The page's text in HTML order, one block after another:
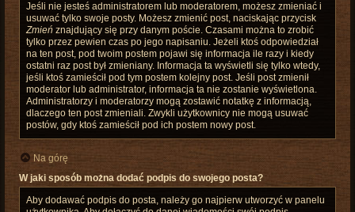
Jeśli nie jesteś administratorem lub moderatorem, możesz zmieniać i
usuwać tylko swoje posty. Możesz zmienić post, naciskając przycisk
Zmień znajdujący się przy danym poście. Czasami można to zrobić
tylko przez pewien czas po jego napisaniu. Jeżeli ktoś odpowiedział
na ten post, pod twoim postem pojawi się informacja ile razy i kiedy
ostatni raz post był zmieniany. Informacja ta wyświetli się tylko wtedy,
jeśli ktoś zamieścił pod tym postem kolejny post. Jeśli post zmienił
moderator lub administrator, informacja ta nie zostanie wyświetlona.
Administratorzy i moderatorzy mogą zostawić notatkę z informacją,
dlaczego ten post zmieniali. Zwykli użytkownicy nie mogą usuwać
postów, gdy ktoś zamieścił pod ich postem nowy post.
Na górę
W jaki sposób można dodać podpis do swojego posta?
Aby dodawać podpis do posta, należy go najpierw utworzyć w panelu